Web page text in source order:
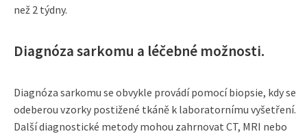
než 2 týdny.
Diagnóza sarkomu a léčebné možnosti.
Diagnóza sarkomu se obvykle provádí pomocí biopsie, kdy se
odeberou vzorky postižené tkáně k laboratornímu vyšetření.
Další diagnostické metody mohou zahrnovat CT, MRI nebo